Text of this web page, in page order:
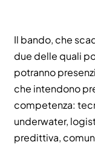
Il bando, che
due delle quali
potranno
che intendono
competenza:
underwater,
predittiva,